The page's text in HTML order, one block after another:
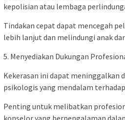
kepolisian atau lembaga
Tindakan cepat dapat mencegah
lebih lanjut dan melindungi anak
5. Menyediakan Dukungan
Kekerasan ini dapat meninggalkan
psikologis yang mendalam
Penting untuk melibatkan
konselor yang berpengalaman